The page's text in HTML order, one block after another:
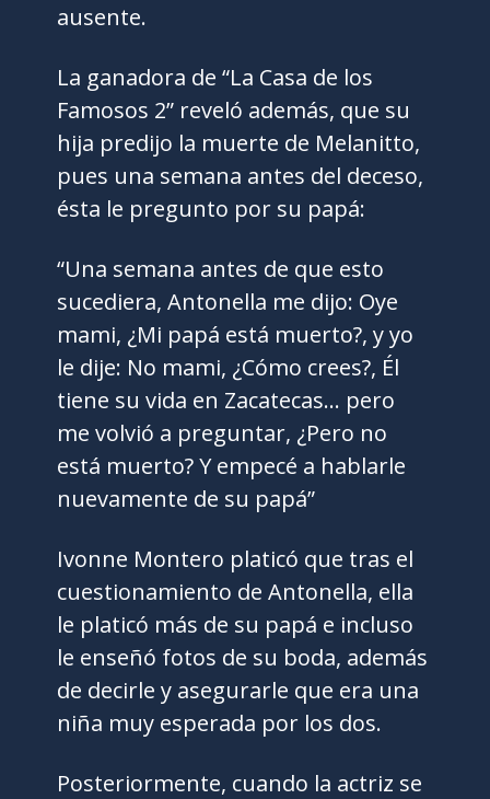
ausente.
La ganadora de “La Casa de los
Famosos 2” reveló además, que su
hija predijo la muerte de Melanitto,
pues una semana antes del deceso,
ésta le pregunto por su papá:
“Una semana antes de que esto
sucediera, Antonella me dijo: Oye
mami, ¿Mi papá está muerto?, y yo
le dije: No mami, ¿Cómo crees?, Él
tiene su vida en Zacatecas… pero
me volvió a preguntar, ¿Pero no
está muerto? Y empecé a hablarle
nuevamente de su papá”
Ivonne Montero platicó que tras el
cuestionamiento de Antonella, ella
le platicó más de su papá e incluso
le enseñó fotos de su boda, además
de decirle y asegurarle que era una
niña muy esperada por los dos.
Posteriormente, cuando la actriz se